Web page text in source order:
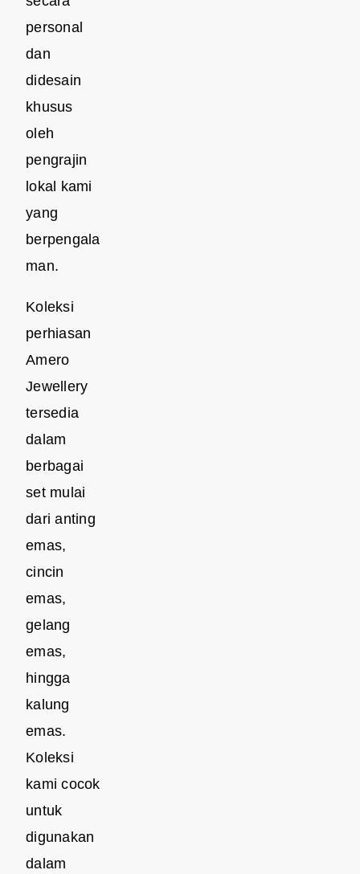
personal
dan
didesain
khusus
oleh
pengrajin
lokal kami
yang
berpengala
man.
Koleksi
perhiasan
Amero
Jewellery
tersedia
dalam
berbagai
set mulai
dari anting
emas,
cincin
emas,
gelang
emas,
hingga
kalung
emas.
Koleksi
kami cocok
untuk
digunakan
dalam